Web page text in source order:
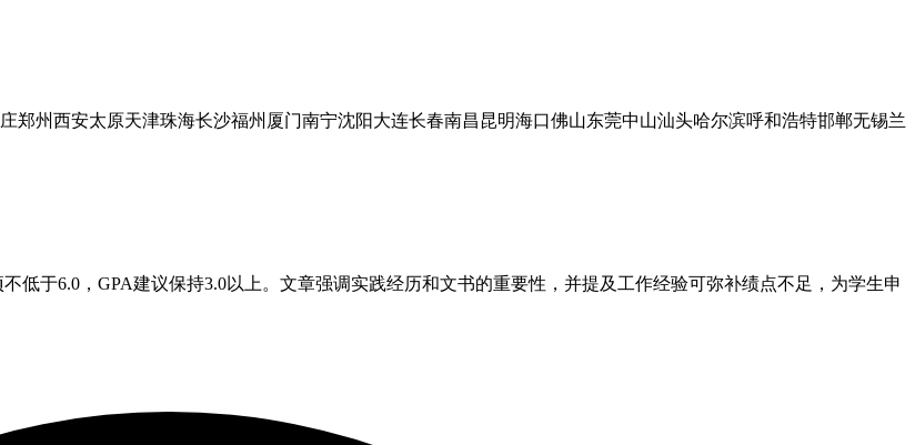
郑州西安太原天津珠海长沙福州 厦门南宁沈阳大连长春南昌昆明海口佛山东莞中山汕头哈尔滨呼和浩特邯郸无锡兰
低于6.0，GPA建议保持3.0以上。文章强调实践经历和文书的重要性，并提及工作经验可弥补绩点不足，为学生申